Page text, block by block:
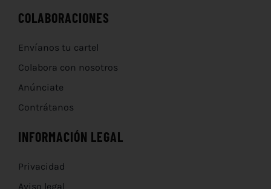
COLABORACIONES
Envíanos tu cartel
Colabora con nosotros
Anúnciate
Contrátanos
INFORMACIÓN LEGAL
Privacidad
Aviso legal